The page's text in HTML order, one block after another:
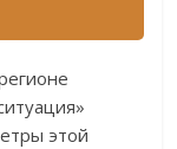
этой